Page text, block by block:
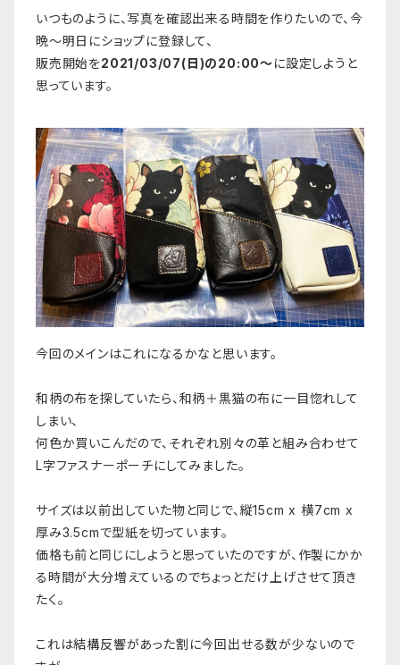
いつものように、写真を確認出来る時間を作りたいので、今
晩〜明日にショップに登録して、
販売開始を2021/03/07(日)の20:00〜に設定しようと
思っています。
今回のメインはこれになるかなと思います。
和柄の布を探していたら、和柄＋黒猫の布に一目惚れして
しまい、
何色か買いこんだので、それぞれ別々の革と組み合わせて
L字ファスナーポーチにしてみました。
サイズは以前出していた物と同じで、縦15cm x 横7cm x
厚み3.5cmで型紙を切っています。
価格も前と同じにしようと思っていたのですが、作製にかか
る時間が大分増えているのでちょっとだけ上げさせて頂き
たく。
これは結構反響があった割に今回出せる数が少ないので